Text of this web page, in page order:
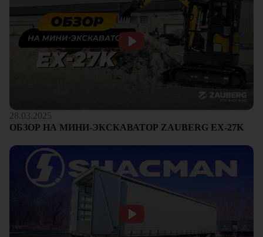
28.03.2025
ОБЗОР НА МИНИ-ЭКСКАВАТОР ZAUBERG EX-27K